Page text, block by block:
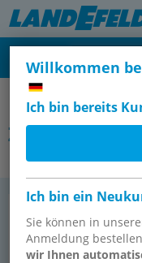
Willkommen
Ich bin bereits
Ich bin ein
Sie können in
Anmeldung
wir Ihnen
IMI Norgren
Zylinder/